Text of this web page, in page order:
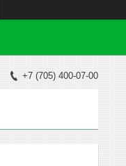
+7 (705) 400-07-00